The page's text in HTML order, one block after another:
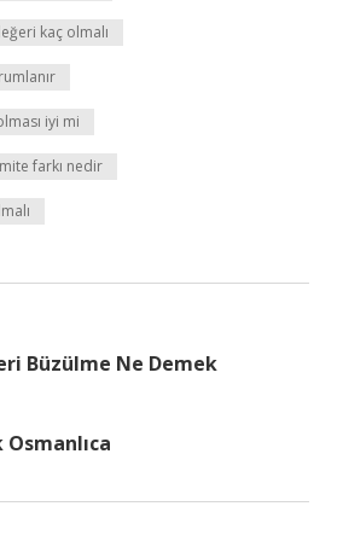
kaç olmalı
iyi mi
farkı nedir
Büzülme Ne Demek